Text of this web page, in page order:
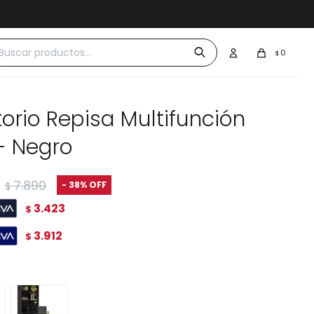
$ 0
Repisa Multifunción
Negro
$ 7.890 38
$ 3.423
$ 3.912